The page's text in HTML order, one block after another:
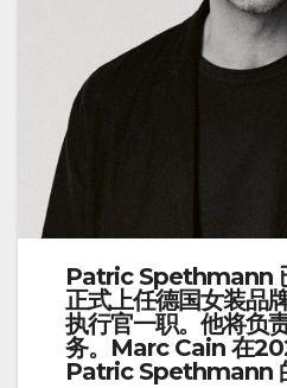
Patric Spethmann
正式上任德国女装品
执行官一职。他将负
务。Marc Cain 在
Patric Spethmann